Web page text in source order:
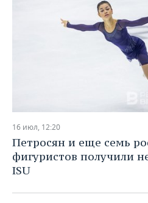
ХОККЕЙ С МЯЧОМ
ПРОИСШЕСТВИЯ
16 июл, 12:20
Петросян и еще семь
фигуристов получили
ISU